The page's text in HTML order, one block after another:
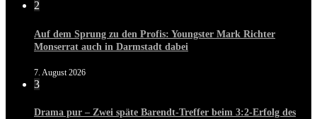
2
Auf dem Sprung zu den Profis: Youngster Mark Richter
Monserrat auch in Darmstadt dabei
7. August 2026
3
Drama pur – Zwei späte Barendt-Treffer beim 3:2-Erfolg des